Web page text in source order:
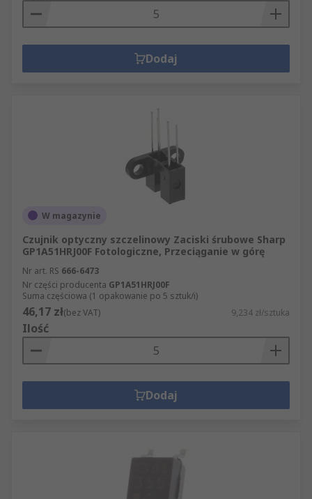
Dodaj
W magazynie
Czujnik optyczny szczelinowy Zaciski śrubowe Sharp
GP1A51HRJ00F Fotologiczne, Przeciąganie w górę
Nr art. RS 666-6473
Nr części producenta GP1A51HRJ00F
Suma częściowa (1 opakowanie po 5 sztuk/i)
46,17 zł(bez VAT) 9,234 zł/sztuka
Ilość
Dodaj